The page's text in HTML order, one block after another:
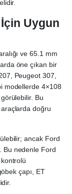
Uygun
ve 65.1 mm
öne çıkan bir
Peugeot 307,
modellerde 4×108
Bu
doğru
ancak Ford
Bu nedenle Ford
çapı, ET